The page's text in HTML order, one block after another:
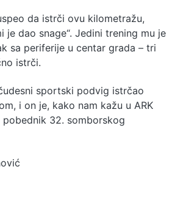
da istrči ovu kilometražu,
je dao snage“. Jedini trening mu je
sa periferije u centar grada – tri
istrči.
sportski podvig istrčao
i on je, kako nam kažu u ARK
pobednik 32. somborskog